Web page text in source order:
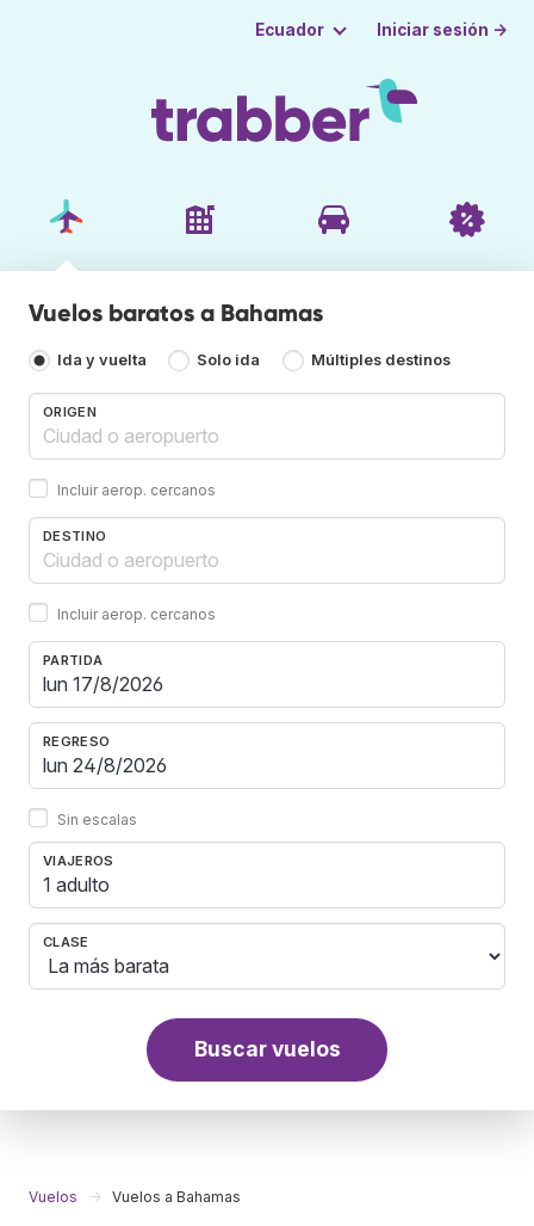
Ecuador Iniciar sesión →
Vuelos baratos a Bahamas
Ida y vuelta Solo ida Múltiples destinos
ORIGEN
Incluir aerop. cercanos
DESTINO
Incluir aerop. cercanos
PARTIDA
REGRESO
Sin escalas
VIAJEROS
1 adulto
CLASE
Buscar vuelos
Vuelos Vuelos a Bahamas